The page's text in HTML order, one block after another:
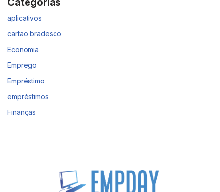
Categorias
aplicativos
cartao bradesco
Economia
Emprego
Empréstimo
empréstimos
Finanças